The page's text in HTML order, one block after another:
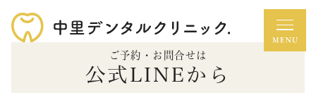
ご予約・お問合せは
公式LINEから